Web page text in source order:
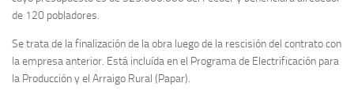
de 120 pobladores.
Se trata de la finalización de la obra luego de la rescisión del contrato con
la empresa anterior. Está incluída en el Programa de Electrificación para
la Producción y el Arraigo Rural (Papar).